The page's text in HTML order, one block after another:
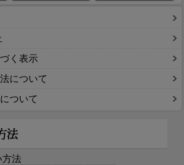
く表示
について
ついて
方法